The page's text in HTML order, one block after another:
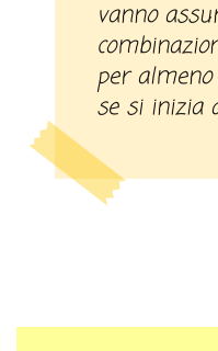
vanno
per
se si inizia